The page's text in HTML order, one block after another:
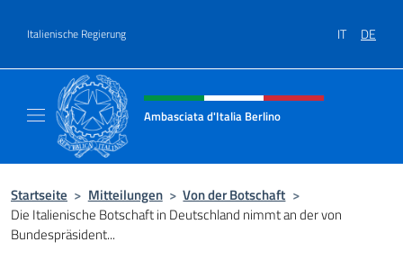
Italienische Regierung IT DE
Header-Site, Social und Menü
Ambasciata d'Italia Berlino
Startseite > Mitteilungen > Von der Botschaft >
Die Italienische Botschaft in Deutschland nimmt an der von
Bundespräsident...